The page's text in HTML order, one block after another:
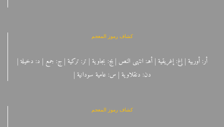
كشاف رموز المعجم
أر: أوربية | إغ: إغريقية | أهـ: انتهى النص | بج: بجاوية | تر: تركية | ج: جمع | د: دخيلة |
دن: دنقلاوية | س: عامية سودانية |
كشاف رموز المعجم